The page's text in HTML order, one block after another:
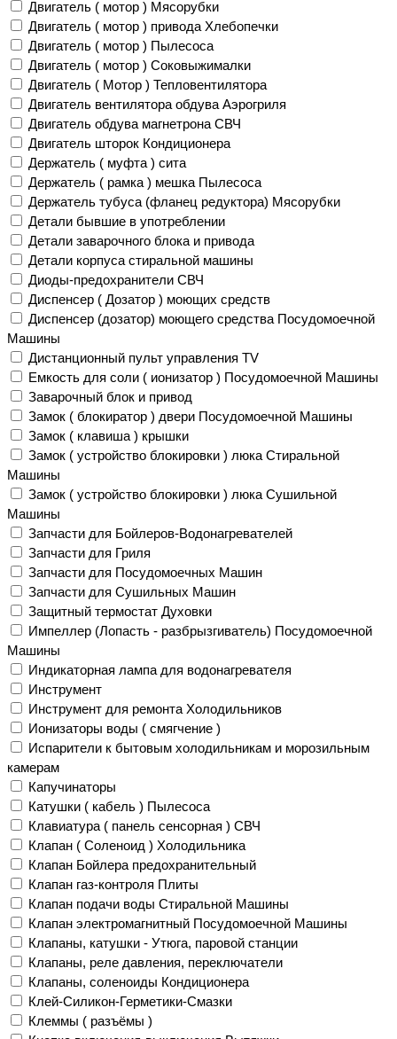
Двигатель ( мотор ) Мясорубки
Двигатель ( мотор ) привода Хлебопечки
Двигатель ( мотор ) Пылесоса
Двигатель ( мотор ) Соковыжималки
Двигатель ( Мотор ) Тепловентилятора
Двигатель вентилятора обдува Аэрогриля
Двигатель обдува магнетрона СВЧ
Двигатель шторок Кондиционера
Держатель ( муфта ) сита
Держатель ( рамка ) мешка Пылесоса
Держатель тубуса (фланец редуктора) Мясорубки
Детали бывшие в употреблении
Детали заварочного блока и привода
Детали корпуса стиральной машины
Диоды-предохранители СВЧ
Диспенсер ( Дозатор ) моющих средств
Диспенсер (дозатор) моющего средства Посудомоечной
Машины
Дистанционный пульт управления TV
Емкость для соли ( ионизатор ) Посудомоечной Машины
Заварочный блок и привод
Замок ( блокиратор ) двери Посудомоечной Машины
Замок ( клавиша ) крышки
Замок ( устройство блокировки ) люка Стиральной
Машины
Замок ( устройство блокировки ) люка Сушильной
Машины
Запчасти для Бойлеров-Водонагревателей
Запчасти для Гриля
Запчасти для Посудомоечных Машин
Запчасти для Сушильных Машин
Защитный термостат Духовки
Импеллер (Лопасть - разбрызгиватель) Посудомоечной
Машины
Индикаторная лампа для водонагревателя
Инструмент
Инструмент для ремонта Холодильников
Ионизаторы воды ( смягчение )
Испарители к бытовым холодильникам и морозильным
камерам
Капучинаторы
Катушки ( кабель ) Пылесоса
Клавиатура ( панель сенсорная ) СВЧ
Клапан ( Соленоид ) Холодильника
Клапан Бойлера предохранительный
Клапан газ-контроля Плиты
Клапан подачи воды Стиральной Машины
Клапан электромагнитный Посудомоечной Машины
Клапаны, катушки - Утюга, паровой станции
Клапаны, реле давления, переключатели
Клапаны, соленоиды Кондиционера
Клей-Силикон-Герметики-Смазки
Клеммы ( разъёмы )